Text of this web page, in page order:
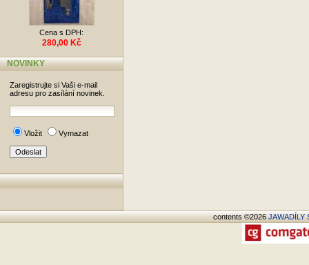
Cena s DPH:
280,00 Kč
NOVINKY
Zaregistrujte si Vaši e-mail
adresu pro zasílání novinek.
Vložit Vymazat
contents ©2026JAWADÍLY